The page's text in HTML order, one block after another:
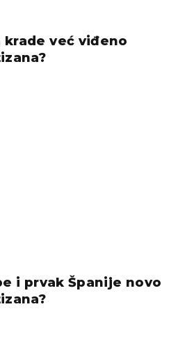
krade već viđeno
i prvak Španije novo